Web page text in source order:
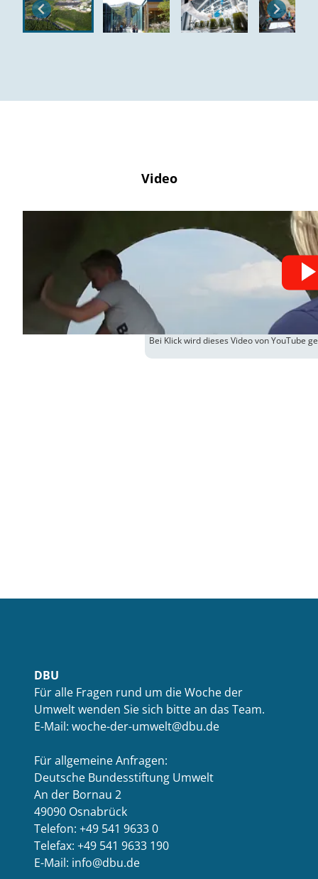
Video
Bei Klick wird dieses Video von YouTube
DBU
Für alle Fragen rund um die Woche der
Umwelt wenden Sie sich bitte an das Team.
E-Mail: woche-der-umwelt@dbu.de
Für allgemeine Anfragen:
Deutsche Bundesstiftung Umwelt
An der Bornau 2
49090 Osnabrück
Telefon: +49 541 9633 0
Telefax: +49 541 9633 190
E-Mail: info@dbu.de